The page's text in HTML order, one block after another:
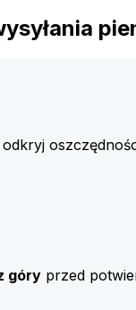
góry przed